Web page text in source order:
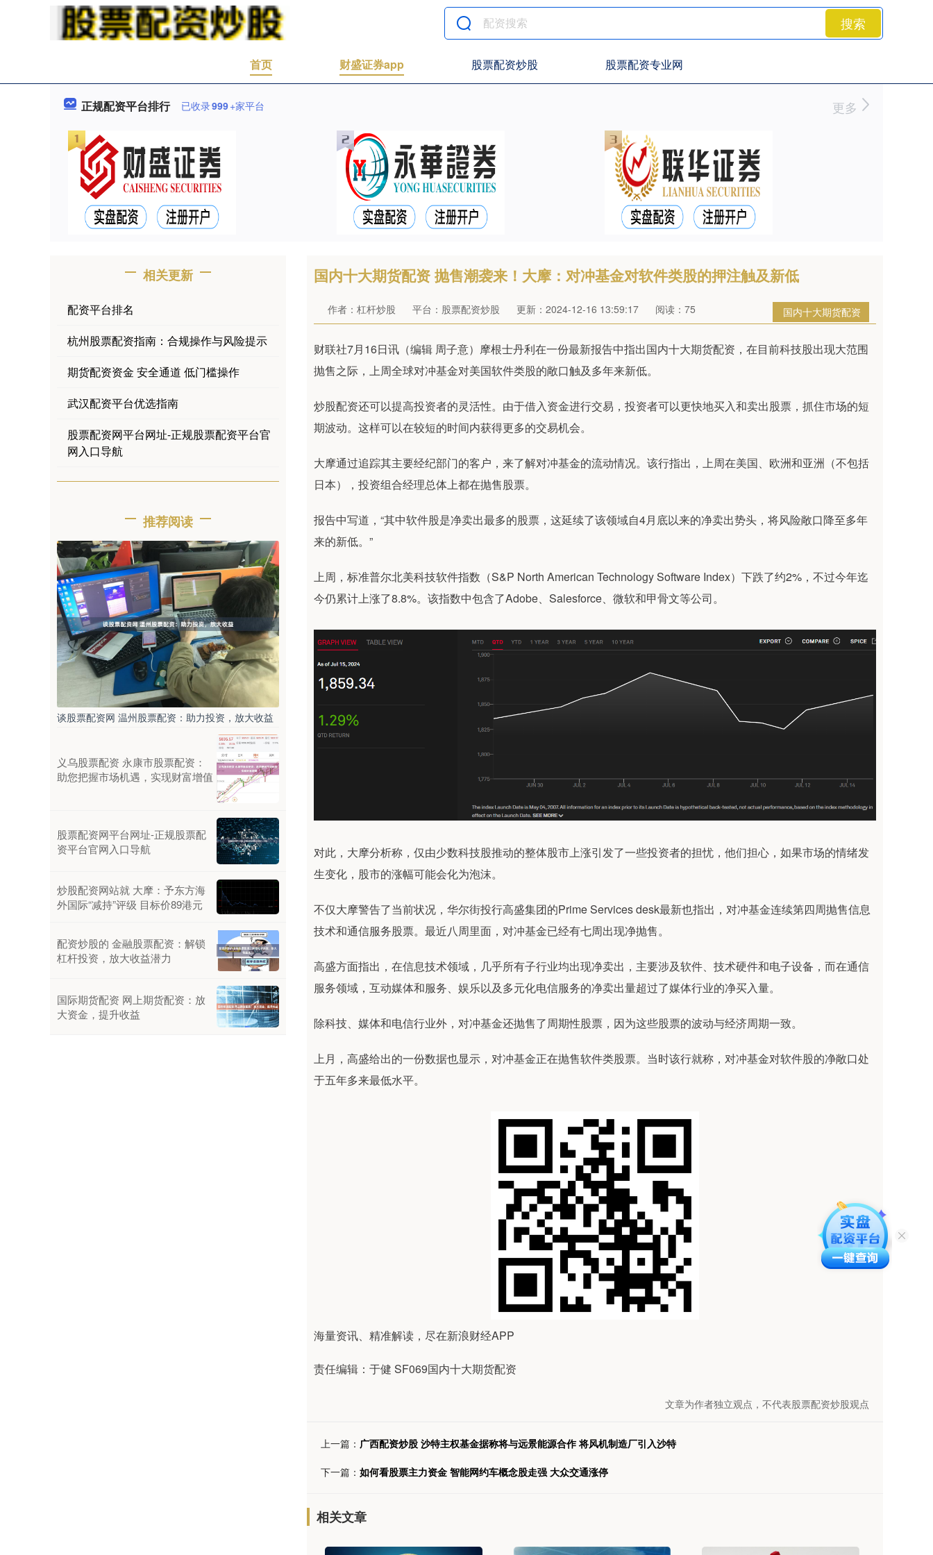
搜索
首页 财盛证券app 股票配资炒股 股票配资专业网
正规配资平台排行 已收录999+家平台 更多
国内十大期货配资 抛售潮袭来！大摩：对冲基金对软件类股的押注触及新低
国内十大期货配资
作者：杠杆炒股 平台：股票配资炒股 更新：2024-12-16 13:59:17 阅读：75
财联社7月16日讯（编辑 周子意）摩根士丹利在一份最新报告中指出国内十大期货配资，在目前科技股出现大范围
抛售之际，上周全球对冲基金对美国软件类股的敞口触及多年来新低。
炒股配资还可以提高投资者的灵活性。由于借入资金进行交易，投资者可以更快地买入和卖出股票，抓住市场的短
期波动。这样可以在较短的时间内获得更多的交易机会。
大摩通过追踪其主要经纪部门的客户，来了解对冲基金的流动情况。该行指出，上周在美国、欧洲和亚洲（不包括
日本），投资组合经理总体上都在抛售股票。
报告中写道，“其中软件股是净卖出最多的股票，这延续了该领域自4月底以来的净卖出势头，将风险敞口降至多年
来的新低。”
上周，标准普尔北美科技软件指数（S&P North American Technology Software Index）下跌了约2%，不过今年迄
今仍累计上涨了8.8%。该指数中包含了Adobe、Salesforce、微软和甲骨文等公司。
对此，大摩分析称，仅由少数科技股推动的整体股市上涨引发了一些投资者的担忧，他们担心，如果市场的情绪发
生变化，股市的涨幅可能会化为泡沫。
不仅大摩警告了当前状况，华尔街投行高盛集团的Prime Services desk最新也指出，对冲基金连续第四周抛售信息
技术和通信服务股票。最近八周里面，对冲基金已经有七周出现净抛售。
高盛方面指出，在信息技术领域，几乎所有子行业均出现净卖出，主要涉及软件、技术硬件和电子设备，而在通信
服务领域，互动媒体和服务、娱乐以及多元化电信服务的净卖出量超过了媒体行业的净买入量。
除科技、媒体和电信行业外，对冲基金还抛售了周期性股票，因为这些股票的波动与经济周期一致。
上月，高盛给出的一份数据也显示，对冲基金正在抛售软件类股票。当时该行就称，对冲基金对软件股的净敞口处
于五年多来最低水平。
海量资讯、精准解读，尽在新浪财经APP
责任编辑：于健 SF069国内十大期货配资
文章为作者独立观点，不代表股票配资炒股观点
上一篇： 广西配资炒股 沙特主权基金据称将与远景能源合作 将风机制造厂引入沙特
下一篇： 如何看股票主力资金 智能网约车概念股走强 大众交通涨停
相关文章
相关更新
配资平台排名
杭州股票配资指南：合规操作与风险提示
期货配资资金 安全通道 低门槛操作
武汉配资平台优选指南
股票配资网平台网址-正规股票配资平台官
网入口导航
推荐阅读
谈股票配资网 温州股票配资：助力投资，放大收益
义乌股票配资 永康市股票配资：
助您把握市场机遇，实现财富增值
股票配资网平台网址-正规股票配
资平台官网入口导航
炒股配资网站就 大摩：予东方海
外国际“减持”评级 目标价89港元
配资炒股的 金融股票配资：解锁
杠杆投资，放大收益潜力
国际期货配资 网上期货配资：放
大资金，提升收益